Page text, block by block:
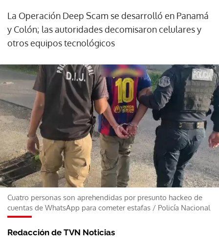
La Operación Deep Scam se desarrolló en Panamá
y Colón; las autoridades decomisaron celulares y
otros equipos tecnológicos
Cuatro personas son aprehendidas por presunto hackeo de
cuentas de WhatsApp para cometer estafas / Policía Nacional
Redacción de TVN Noticias